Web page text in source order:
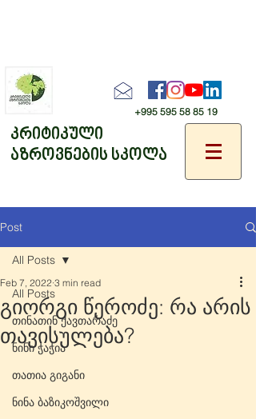
+995 595 58 85 19
კრიტიკული
აზროვნების სკოლა
Post
All Posts
თინათინ ქავთარაძე
ნინი ჭაჭია
თათია გიგანი
ნინა ბაზიკოშვილი
All Posts
გიორგი წეროძე: რა არის
თავისულება?
Feb 7, 2022 3 min read